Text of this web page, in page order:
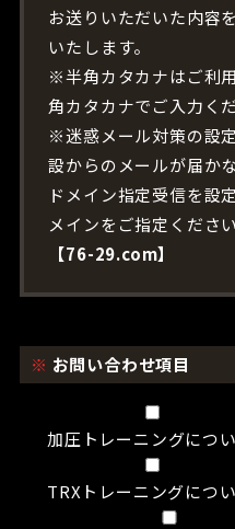
お送りいただいた内容
いたします。
※半角カタカナはご利
角カタカナでご入力く
※迷惑メール対策の設
設からのメールが届か
ドメイン指定受信を設
メインをご指定ください
【76-29.com】
※ お問い合わせ項目
加圧トレーニングにつ
TRXトレーニングにつ